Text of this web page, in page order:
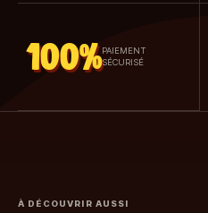
100% PAIEMENT
SÉCURISÉ
À DÉCOUVRIR AUSSI